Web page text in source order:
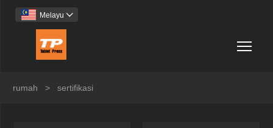
Melayu 
rumah > sertifikasi